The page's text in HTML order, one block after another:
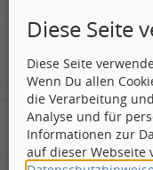
Zitat
Und nun gibts
Diese Seite
Diese Seite
Wenn Du allen
die Verarbeitung
Analyse und für
Informationen zur
auf dieser Webseite